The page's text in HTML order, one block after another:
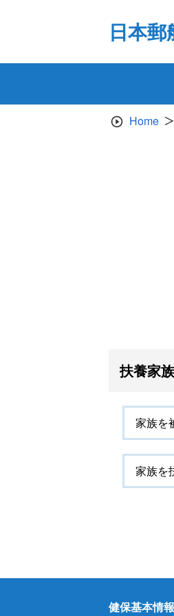
日本
Home
扶養家
家族を
家族を
健保基本情報